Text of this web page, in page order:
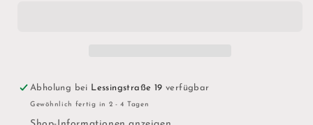
Abholung bei Lessingstraße 19 verfügbar
Gewöhnlich fertig in 2 - 4 Tagen